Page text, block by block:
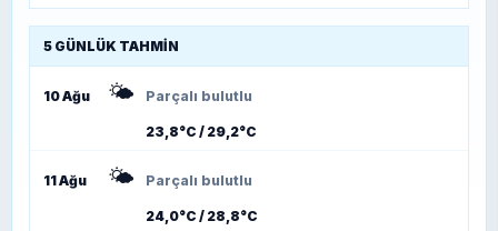
5 GÜNLÜK TAHMIN
10 Ağu 🌤️ Parçalı bulutlu
23,8°C / 29,2°C
11 Ağu 🌤️ Parçalı bulutlu
24,0°C / 28,8°C